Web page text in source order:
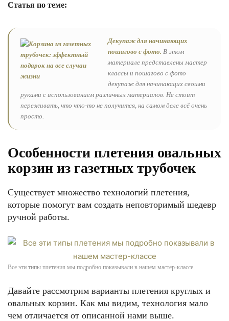
Статья по теме:
Декупаж для начинающих
пошагово с фото. В этом
материале представлены мастер
классы и пошагово с фото
декупаж для начинающих своими
руками с использованием различных материалов. Не стоит
переживать, что что-то не получится, на самом деле всё очень
просто.
Особенности плетения овальных
корзин из газетных трубочек
Существует множество технологий плетения,
которые помогут вам создать неповторимый шедевр
ручной работы.
Все эти типы плетения мы подробно показывали в нашем мастер-классе
Давайте рассмотрим варианты плетения круглых и
овальных корзин. Как мы видим, технология мало
чем отличается от описанной нами выше.